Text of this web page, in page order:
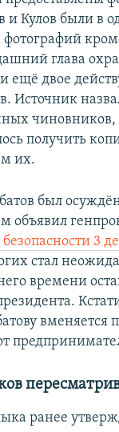
и Кулов были в
фотографий
глава
и ещё двое
Источник
чиновников,
получить
их.
был
объявил
безопасности 3
стал
времени
вменяется
ранее